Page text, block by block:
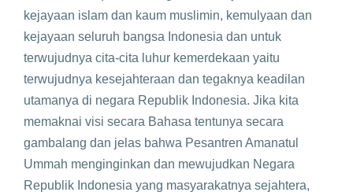
kejayaan islam dan kaum muslimin, kemulyaan dan
kejayaan seluruh bangsa Indonesia dan untuk
terwujudnya cita-cita luhur kemerdekaan yaitu
terwujudnya kesejahteraan dan tegaknya keadilan
utamanya di negara Republik Indonesia. Jika kita
memaknai visi secara Bahasa tentunya secara
gambalang dan jelas bahwa Pesantren Amanatul
Ummah menginginkan dan mewujudkan Negara
Republik Indonesia yang masyarakatnya sejahtera,